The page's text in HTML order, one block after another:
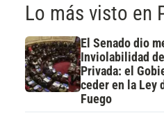
Lo más visto en
El Senado dio
Inviolabilidad
Privada: el
ceder en la Ley
Fuego